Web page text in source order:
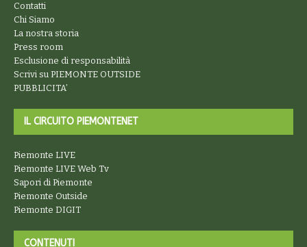
Contatti
Chi Siamo
La nostra storia
Press room
Esclusione di responsabilità
Scrivi su PIEMONTE OUTSIDE
PUBBLICITA’
IL CIRCUITO PIEMONTENET
Piemonte LIVE
Piemonte LIVE Web Tv
Sapori di Piemonte
Piemonte Outside
Piemonte DIGIT
CONTENUTI